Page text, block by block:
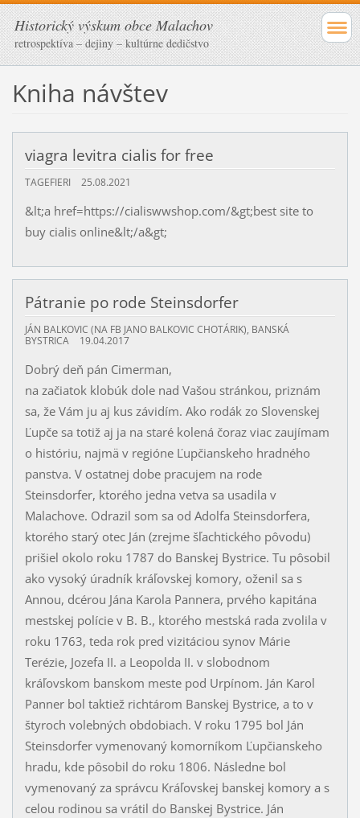
Historický výskum obce Malachov
retrospektíva – dejiny – kultúrne dedičstvo
Kniha návštev
viagra levitra cialis for free
TAGEFIERI 25.08.2021
&lt;a href=https://cialiswwshop.com/&gt;best site to
buy cialis online&lt;/a&gt;
Pátranie po rode Steinsdorfer
JÁN BALKOVIC (NA FB JANO BALKOVIC CHOTÁRIK), BANSKÁ
BYSTRICA
19.04.2017
Dobrý deň pán Cimerman,
na začiatok klobúk dole nad Vašou stránkou, priznám
sa, že Vám ju aj kus závidím. Ako rodák zo Slovenskej
Ľupče sa totiž aj ja na staré kolená čoraz viac zaujímam
o históriu, najmä v regióne Ľupčianskeho hradného
panstva. V ostatnej dobe pracujem na rode
Steinsdorfer, ktorého jedna vetva sa usadila v
Malachove. Odrazil som sa od Adolfa Steinsdorfera,
ktorého starý otec Ján (zrejme šľachtického pôvodu)
prišiel okolo roku 1787 do Banskej Bystrice. Tu pôsobil
ako vysoký úradník kráľovskej komory, oženil sa s
Annou, dcérou Jána Karola Pannera, prvého kapitána
mestskej polície v B. B., ktorého mestská rada zvolila v
roku 1763, teda rok pred vizitáciou synov Márie
Terézie, Jozefa II. a Leopolda II. v slobodnom
kráľovskom banskom meste pod Urpínom. Ján Karol
Panner bol taktiež richtárom Banskej Bystrice, a to v
štyroch volebných obdobiach. V roku 1795 bol Ján
Steinsdorfer vymenovaný komorníkom Ľupčianskeho
hradu, kde pôsobil do roku 1806. Následne bol
vymenovaný za správcu Kráľovskej banskej komory a s
celou rodinou sa vrátil do Banskej Bystrice. Ján